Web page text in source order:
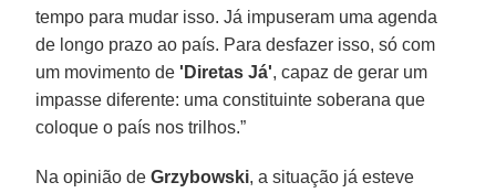
tempo para mudar isso. Já impuseram uma agenda
de longo prazo ao país. Para desfazer isso, só com
um movimento de'Diretas Já', capaz de gerar um
impasse diferente: uma constituinte soberana que
coloque o país nos trilhos.”
Na opinião deGrzybowski, a situação já esteve